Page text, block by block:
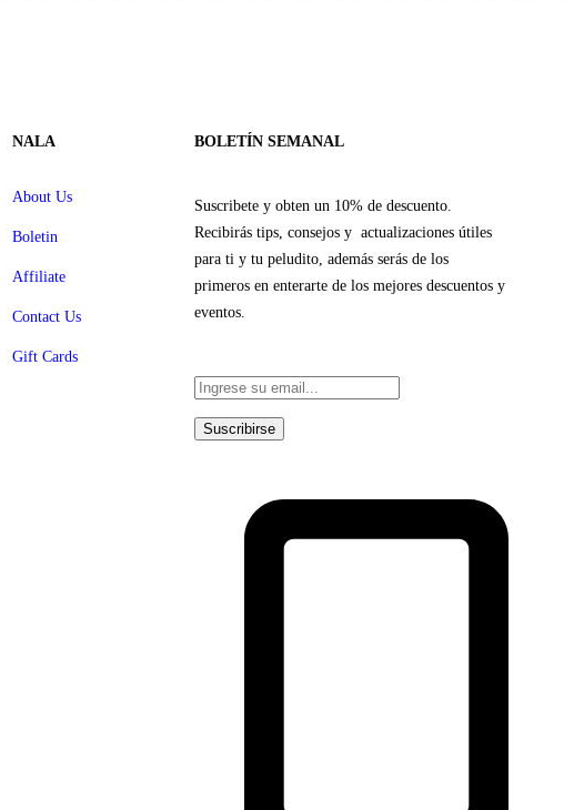
NALA
About Us
Boletin
Affiliate
Contact Us
Gift Cards
BOLETÍN SEMANAL
Suscribete y obten un 10% de descuento.
Recibirás tips, consejos y actualizaciones útiles
para ti y tu peludito, además serás de los
primeros en enterarte de los mejores descuentos y
eventos.
Suscribirse